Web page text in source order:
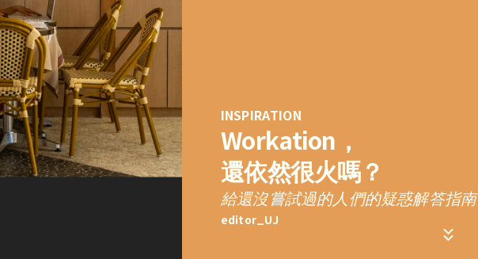
INSPIRATION
Workation，
還依然很火嗎？
給還沒嘗試過的人們的疑惑解答指南
editor_UJ